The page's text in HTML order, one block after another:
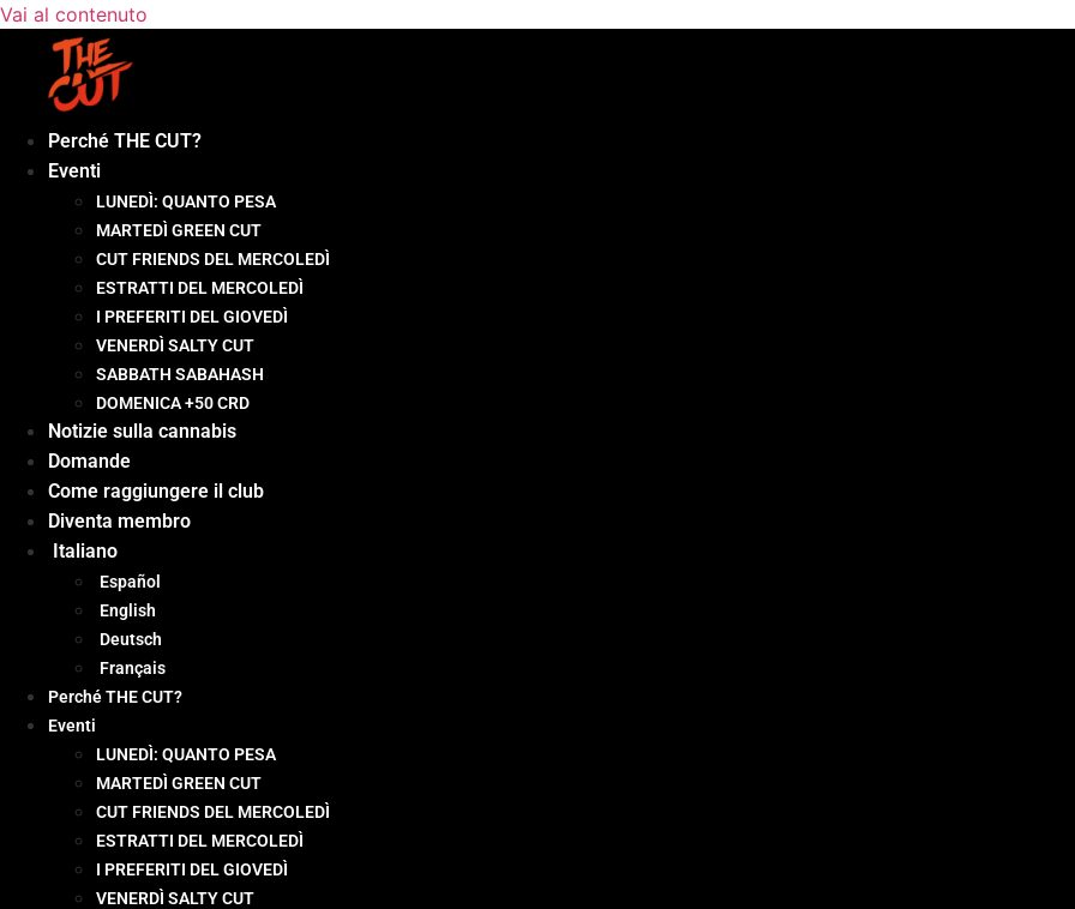
Vai al contenuto
Perché THE CUT?
Eventi
LUNEDÌ: QUANTO PESA
MARTEDÌ GREEN CUT
CUT FRIENDS DEL MERCOLEDÌ
ESTRATTI DEL MERCOLEDÌ
I PREFERITI DEL GIOVEDÌ
VENERDÌ SALTY CUT
SABBATH SABAHASH
DOMENICA +50 CRD
Notizie sulla cannabis
Domande
Come raggiungere il club
Diventa membro
Italiano
Español
English
Deutsch
Français
Perché THE CUT?
Eventi
LUNEDÌ: QUANTO PESA
MARTEDÌ GREEN CUT
CUT FRIENDS DEL MERCOLEDÌ
ESTRATTI DEL MERCOLEDÌ
I PREFERITI DEL GIOVEDÌ
VENERDÌ SALTY CUT